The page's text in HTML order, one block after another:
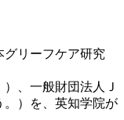
リーフケア研究
、一般財団法人Ｊ
。）を、英知学院が